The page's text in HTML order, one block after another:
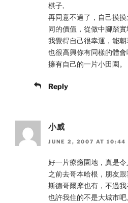
棋子,
再同意不過了，自己摸
同的價值，從做中腳踏
我覺得自己很幸運，能
也很高興你有同樣的體
擁有自己的一片小田園。
Reply
小威
JUNE 2, 2007 AT 10:44
好一片療癒園地，真是令
之前去哥本哈根，朋友
斯德哥爾摩也有，不過我
也許我住的不是大城市吧